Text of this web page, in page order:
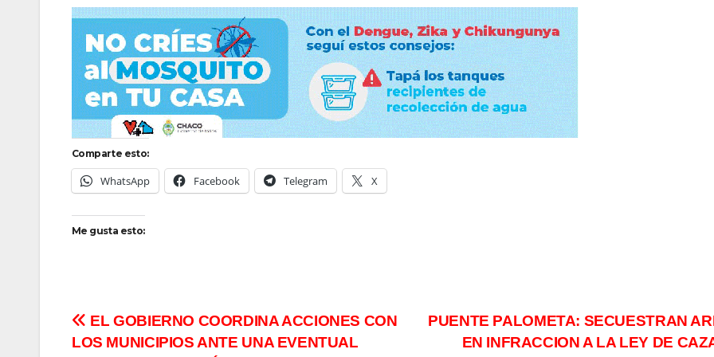
Comparte esto:
WhatsApp Facebook Telegram X
Me gusta esto:
Navegación
PUENTE PALOMETA: SECUESTRAN
EN INFRACCION A LA LEY DE
EL GOBIERNO COORDINA ACCIONES CON
LOS MUNICIPIOS ANTE UNA EVENTUAL